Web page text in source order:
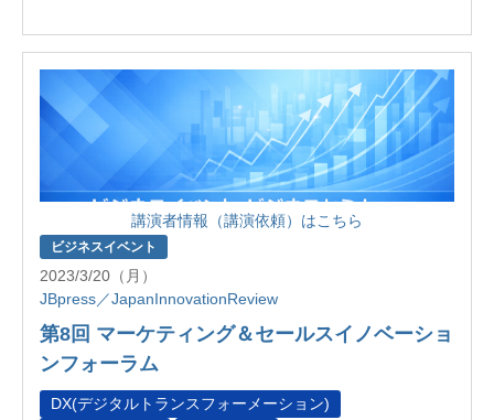
講演者情報（講演依頼）はこちら
ビジネスイベント
2023/3/20（月）
JBpress／JapanInnovationReview
第8回 マーケティング＆セールスイノベーショ
ンフォーラム
DX(デジタルトランスフォーメーション)